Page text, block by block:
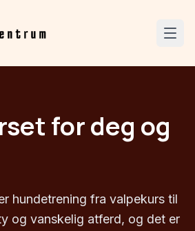
for deg og
hundetrening fra valpekurs til
og vanskelig atferd, og det er